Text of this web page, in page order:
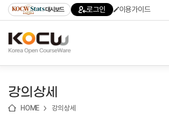
기
기
기
content)
가
대시보드 로그인 이용가이드
강의상세
HOME 강의상세